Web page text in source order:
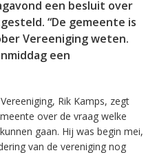
een besluit over
“De gemeente is
Vereeniging weten.
een
Rik Kamps, zegt
over de vraag welke
gaan. Hij was begin mei,
van de vereniging nog